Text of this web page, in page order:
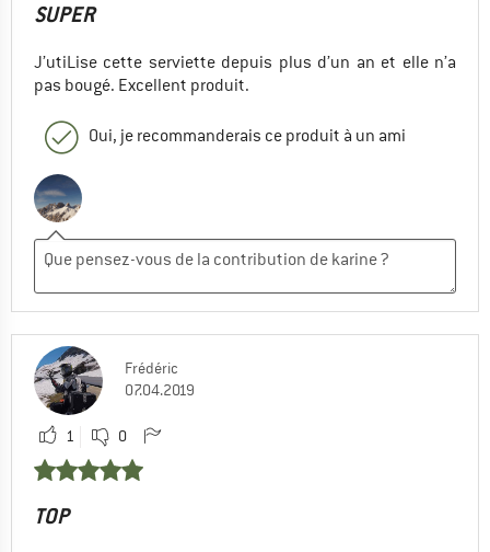
SUPER
J’utiLise cette serviette depuis plus d’un an et elle n’a
pas bougé. Excellent produit.
Oui, je recommanderais ce produit à un ami
Frédéric
07.04.2019
1 0
TOP